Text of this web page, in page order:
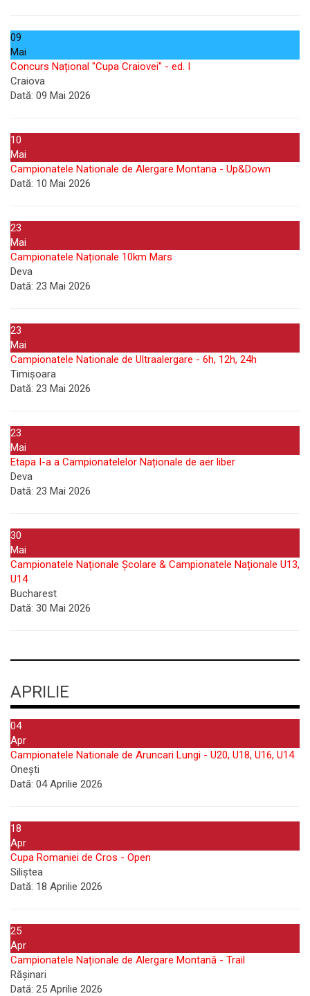
09
Mai
Concurs Național "Cupa Craiovei" - ed. I
Craiova
Dată: 09 Mai 2026
10
Mai
Campionatele Nationale de Alergare Montana - Up&Down
Dată: 10 Mai 2026
23
Mai
Campionatele Naționale 10km Mars
Deva
Dată: 23 Mai 2026
23
Mai
Campionatele Nationale de Ultraalergare - 6h, 12h, 24h
Timișoara
Dată: 23 Mai 2026
23
Mai
Etapa I-a a Campionatelelor Naționale de aer liber
Deva
Dată: 23 Mai 2026
30
Mai
Campionatele Naționale Școlare & Campionatele Naționale U13,
U14
Bucharest
Dată: 30 Mai 2026
APRILIE
04
Apr
Campionatele Nationale de Aruncari Lungi - U20, U18, U16, U14
Onești
Dată: 04 Aprilie 2026
18
Apr
Cupa Romaniei de Cros - Open
Siliștea
Dată: 18 Aprilie 2026
25
Apr
Campionatele Naționale de Alergare Montană - Trail
Rășinari
Dată: 25 Aprilie 2026